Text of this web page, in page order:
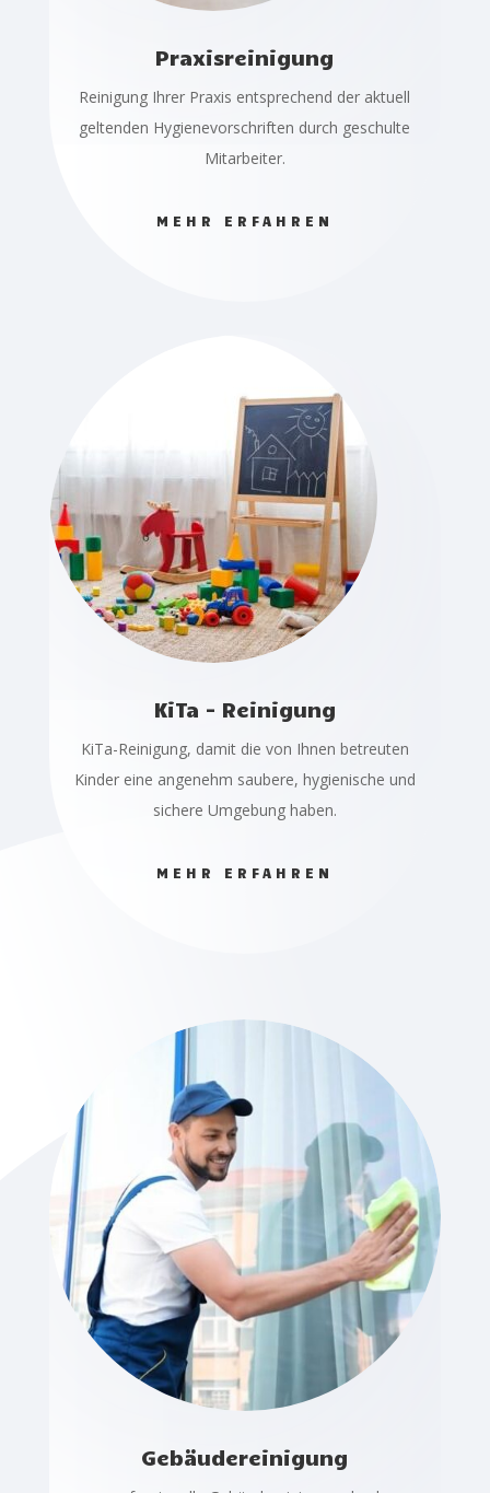
Praxisreinigung
Reinigung Ihrer Praxis entsprechend der aktuell
geltenden Hygienevorschriften durch geschulte
Mitarbeiter.
MEHR ERFAHREN
KiTa - Reinigung
KiTa-Reinigung, damit die von Ihnen betreuten
Kinder eine angenehm saubere, hygienische und
sichere Umgebung haben.
MEHR ERFAHREN
Gebäudereinigung